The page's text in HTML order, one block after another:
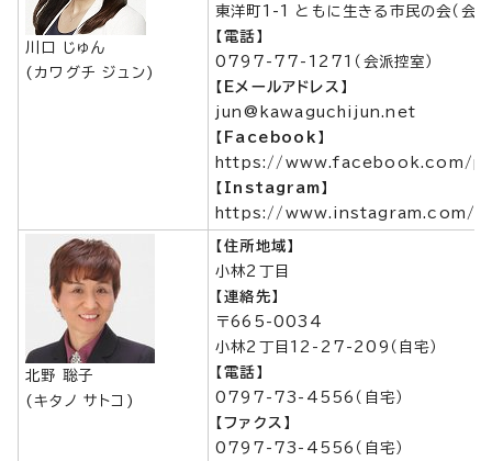
川口 じゅん
(カワグチ ジュン)
東洋町1-1 ともに生きる市民の会（会派
【電話】
0797-77-1271（会派控室）
【Eメールアドレス】
jun@kawaguchijun.net
【Facebook】
https://www.facebook.com/
【Instagram】
https://www.instagram.com/
北野 聡子
(キタノ サトコ)
【住所地域】
小林2丁目
【連絡先】
〒665-0034
小林2丁目12-27-209（自宅）
【電話】
0797-73-4556（自宅）
【ファクス】
0797-73-4556（自宅）